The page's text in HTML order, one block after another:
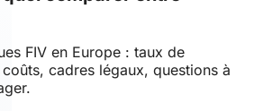
FIV en Europe : taux de
cadres légaux, questions à